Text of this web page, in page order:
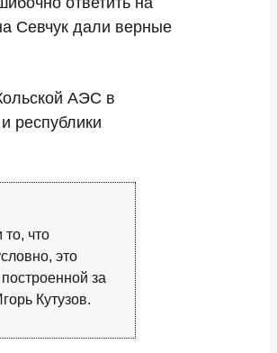
Севчук дали верные
АЭС в
республики
что
это
за
Кутузов.